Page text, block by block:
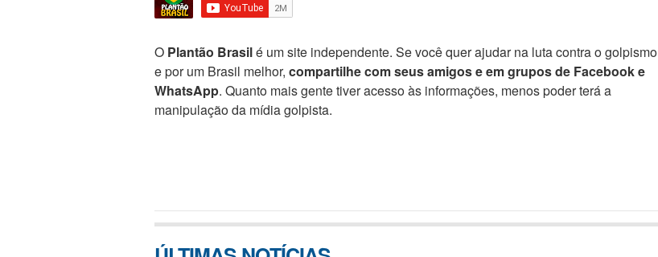
O Plantão Brasilé um site independente. Se você quer ajudar na luta contra o golpismo
e por um Brasil melhor, compartilhe com seus amigos e em grupos de Facebook e
WhatsApp. Quanto mais gente tiver acesso às informações, menos poder terá a
manipulação da mídia golpista.